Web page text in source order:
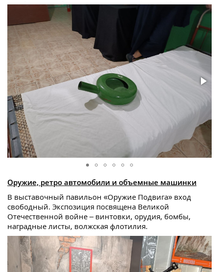
Оружие, ретро автомобили и объемные машинки
В выставочный павильон «Оружие Подвига» вход
свободный. Экспозиция посвящена Великой
Отечественной войне – винтовки, орудия, бомбы,
наградные листы, волжская флотилия.